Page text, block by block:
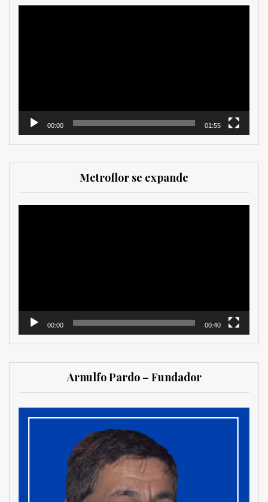
00:00 01:55
Metroflor se expande
00:00 00:40
Arnulfo Pardo – Fundador